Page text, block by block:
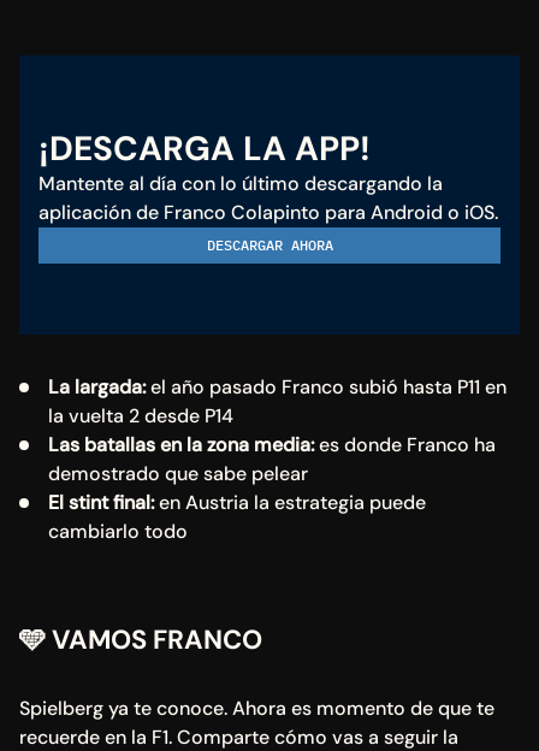
¡DESCARGA LA APP!
Mantente al día con lo último descargando la
aplicación de Franco Colapinto para Android o iOS.
DESCARGAR AHORA
La largada: el año pasado Franco subió hasta P11 en
la vuelta 2 desde P14
Las batallas en la zona media: es donde Franco ha
demostrado que sabe pelear
El stint final: en Austria la estrategia puede
cambiarlo todo
🩵 VAMOS FRANCO
Spielberg ya te conoce. Ahora es momento de que te
recuerde en la F1. Comparte cómo vas a seguir la